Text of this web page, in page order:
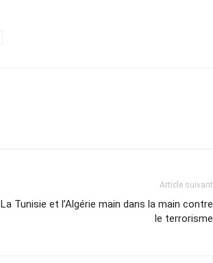
Article suivant
La Tunisie et l’Algérie main dans la main contre
le terrorisme